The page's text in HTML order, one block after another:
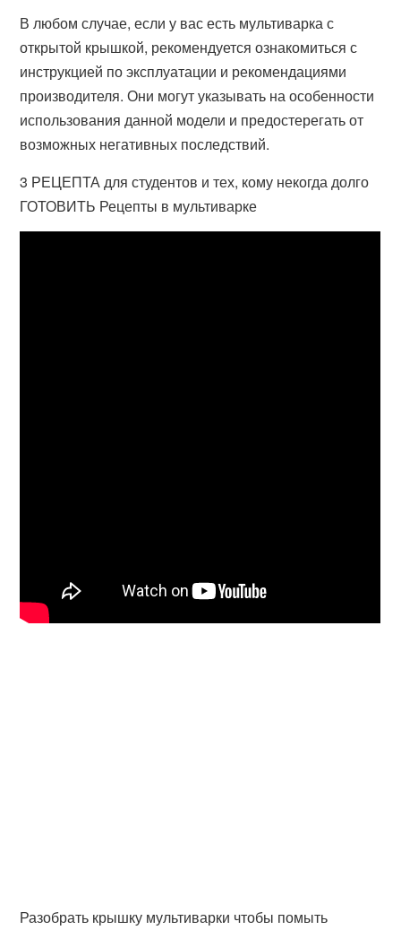
В любом случае, если у вас есть мультиварка с
открытой крышкой, рекомендуется ознакомиться с
инструкцией по эксплуатации и рекомендациями
производителя. Они могут указывать на особенности
использования данной модели и предостерегать от
возможных негативных последствий.
3 РЕЦЕПТА для студентов и тех, кому некогда долго
ГОТОВИТЬ Рецепты в мультиварке
Разобрать крышку мультиварки чтобы помыть